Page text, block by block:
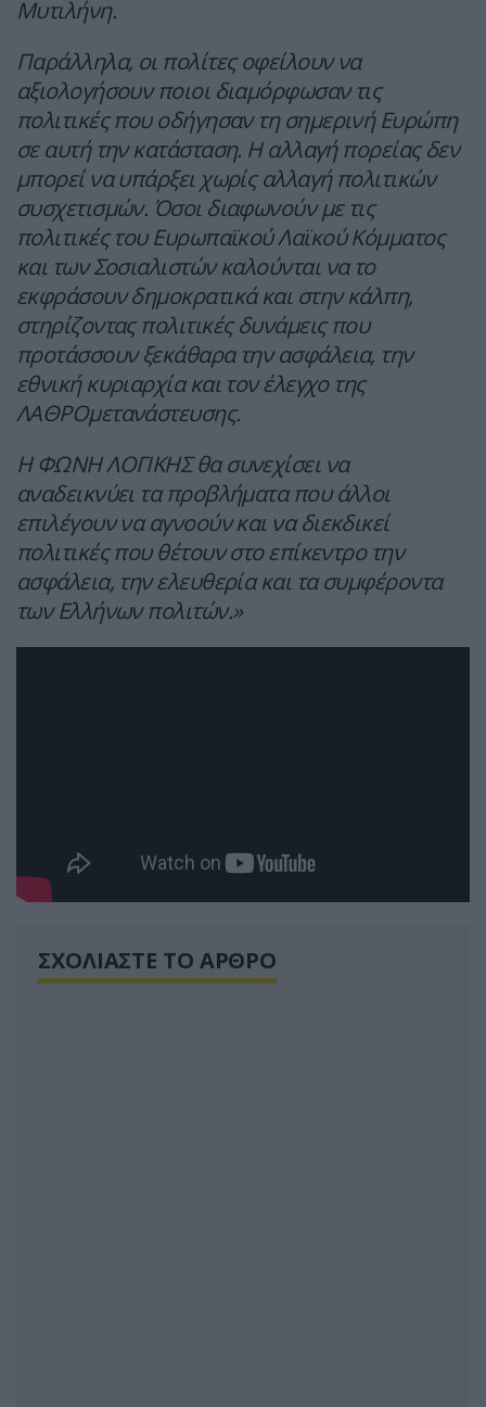
Μυτιλήνη.
Παράλληλα, οι πολίτες οφείλουν να
αξιολογήσουν ποιοι διαμόρφωσαν τις
πολιτικές που οδήγησαν τη σημερινή Ευρώπη
σε αυτή την κατάσταση. Η αλλαγή πορείας δεν
μπορεί να υπάρξει χωρίς αλλαγή πολιτικών
συσχετισμών. Όσοι διαφωνούν με τις
πολιτικές του Ευρωπαϊκού Λαϊκού Κόμματος
και των Σοσιαλιστών καλούνται να το
εκφράσουν δημοκρατικά και στην κάλπη,
στηρίζοντας πολιτικές δυνάμεις που
προτάσσουν ξεκάθαρα την ασφάλεια, την
εθνική κυριαρχία και τον έλεγχο της
ΛΑΘΡΟμετανάστευσης.
Η ΦΩΝΗ ΛΟΓΙΚΗΣ θα συνεχίσει να
αναδεικνύει τα προβλήματα που άλλοι
επιλέγουν να αγνοούν και να διεκδικεί
πολιτικές που θέτουν στο επίκεντρο την
ασφάλεια, την ελευθερία και τα συμφέροντα
των Ελλήνων πολιτών.»
ΣΧΟΛΙΑΣΤΕ ΤΟ ΑΡΘΡΟ